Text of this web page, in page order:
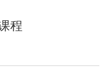
程